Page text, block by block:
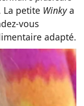
La petite Winkya
vous
adapté.